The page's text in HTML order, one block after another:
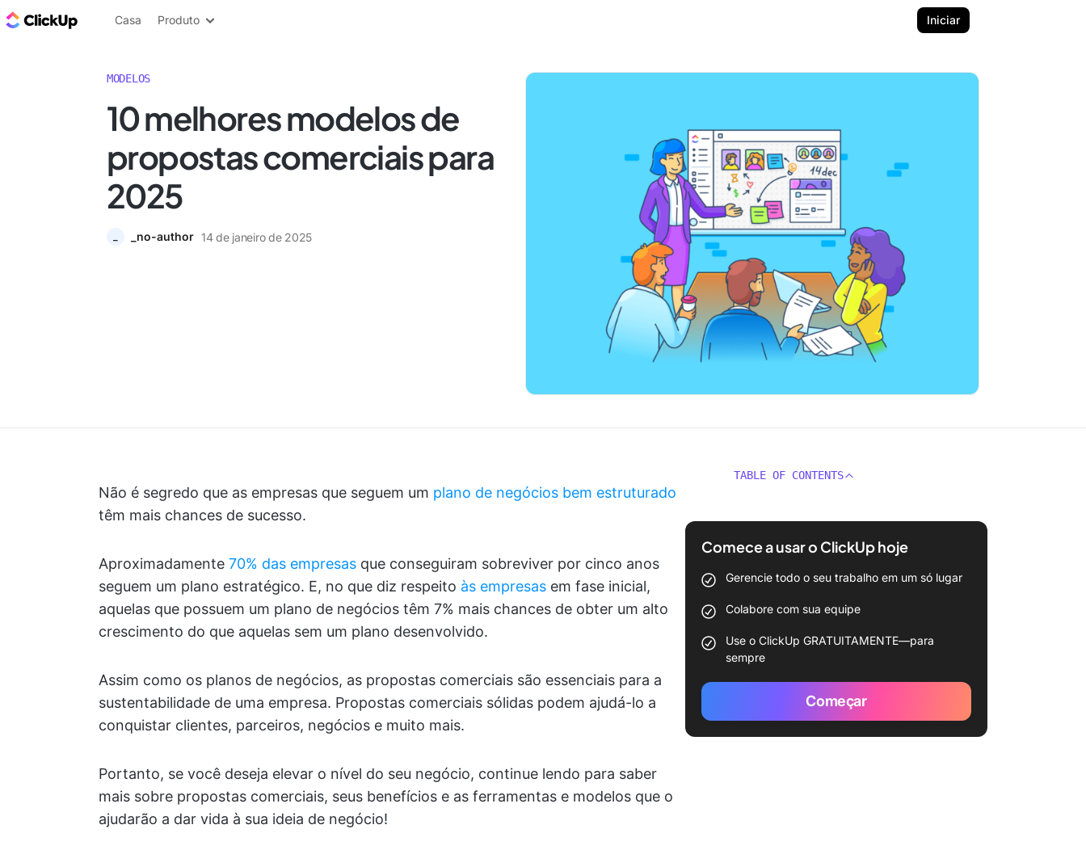
ClickUp Blogue
Casa Produto Iniciar
MODELOS
10 melhores modelos de
propostas comerciais para
2025
_no-author 14 de janeiro de 2025
Não é segredo que as empresas que seguem um plano de negócios bem estruturado
têm mais chances de sucesso.
Aproximadamente 70% das empresas que conseguiram sobreviver por cinco anos
seguem um plano estratégico. E, no que diz respeito às empresas em fase inicial,
aquelas que possuem um plano de negócios têm 7% mais chances de obter um alto
crescimento do que aquelas sem um plano desenvolvido.
Assim como os planos de negócios, as propostas comerciais são essenciais para a
sustentabilidade de uma empresa. Propostas comerciais sólidas podem ajudá-lo a
conquistar clientes, parceiros, negócios e muito mais.
Portanto, se você deseja elevar o nível do seu negócio, continue lendo para saber
mais sobre propostas comerciais, seus benefícios e as ferramentas e modelos que o
ajudarão a dar vida à sua ideia de negócio!
TABLE OF CONTENTS
Comece a usar o ClickUp hoje
Gerencie todo o seu trabalho em um só lugar
Colabore com sua equipe
Use o ClickUp GRATUITAMENTE—para
sempre
Começar